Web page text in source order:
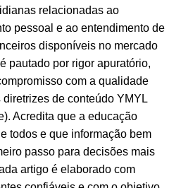
relacionadas ao
pessoal e ao entendimento de
disponíveis no mercado
pautado por rigor apuratório,
com a qualidade
de conteúdo YMYL
Acredita que a educação
todos e que informação bem
passo para decisões mais
artigo é elaborado com